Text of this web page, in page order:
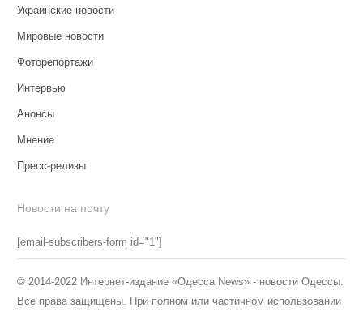
Украинские новости
Мировые новости
Фоторепортажи
Интервью
Анонсы
Мнение
Пресс-релизы
Новости на почту
[email-subscribers-form id="1"]
© 2014-2022 Интернет-издание «Одесса News» - новости Одессы.
Все права защищены. При полном или частичном использовании